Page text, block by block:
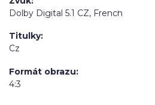
Dolby Digital 5.1 CZ, French
Titulky
Cz
Formát obrazu
4:3